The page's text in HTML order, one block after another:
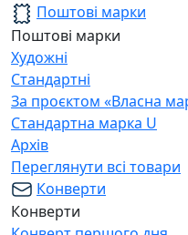
Поштові марки
Поштові марки
Художні
Стандартні
За проєктом «Власна
Стандартна марка U
Архів
Переглянути всі товари
Конверти
Конверти